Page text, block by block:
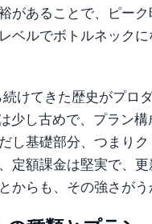
があることで、ピー
ベルでボトルネックに
けてきた歴史がプロ
少し古めで、プラン構
し基礎部分、つまり
定額課金は堅実で、
からも、その強さがう